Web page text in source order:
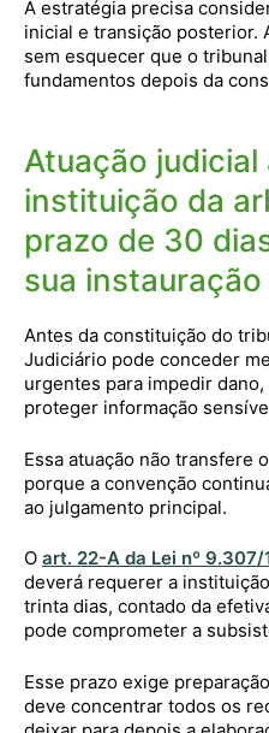
A estratégia precisa
inicial e transição posterior.
sem esquecer que o
fundamentos depois da
Atuação judicial
instituição da
prazo de 30
sua instauração
Antes da constituição do
Judiciário pode conceder
urgentes para impedir
proteger informação
Essa atuação não transfere
porque a convenção
ao julgamento principal.
O art. 22-A da Lei nº 9.307/
deverá requerer a
trinta dias, contado da
pode comprometer a
Esse prazo exige
deve concentrar todos os